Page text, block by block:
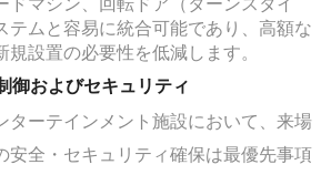
テムと容易に統合可能であり、高額な
設置の必要性を低減します。
御およびセキュリティ
ターテインメント施設において、来場
安全・セキュリティ確保は最優先事項